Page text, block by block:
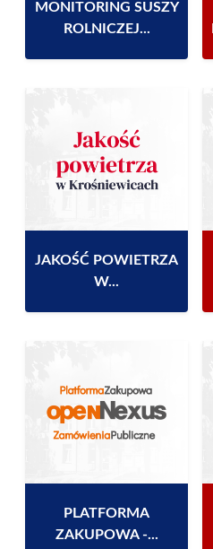
MONITORING SUSZY
ROLNICZEJ...
JAKOŚĆ POWIETRZA
W...
PLATFORMA
ZAKUPOWA -...